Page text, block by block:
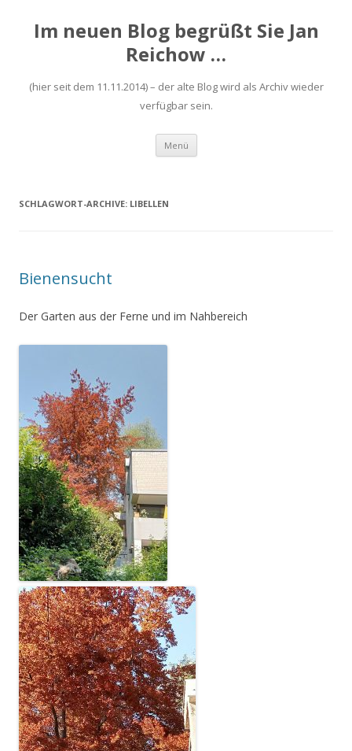
Im neuen Blog begrüßt Sie Jan
Reichow …
(hier seit dem 11.11.2014) – der alte Blog wird als Archiv wieder
verfügbar sein.
Menü Zum
springen
SCHLAGWORT-ARCHIVE: LIBELLEN
Bienensucht
Der Garten aus der Ferne und im Nahbereich